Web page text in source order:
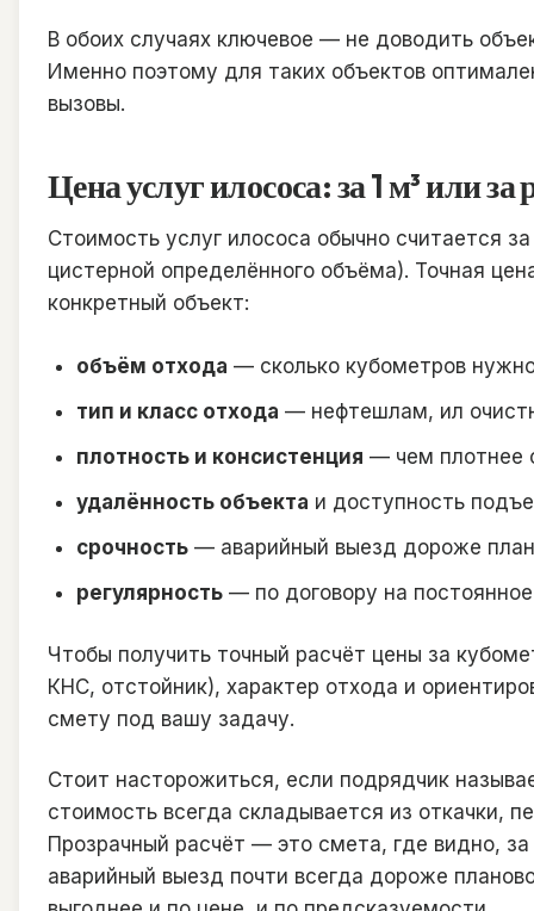
В обоих случаях ключевое — не доводить
Именно поэтому для таких объектов
вызовы.
Цена услуг илососа: за 1 м³ или за
Стоимость услуг илососа обычно считается
цистерной определённого объёма). Точная
конкретный объект:
объём отхода — сколько кубометров
тип и класс отхода — нефтешлам, ил
плотность и консистенция — чем плотнее
удалённость объекта и доступность
срочность — аварийный выезд дороже
регулярность — по договору на
Чтобы получить точный расчёт цены за
КНС, отстойник), характер отхода и
смету под вашу задачу.
Стоит насторожиться, если подрядчик
стоимость всегда складывается из откачки,
Прозрачный расчёт — это смета, где видно,
аварийный выезд почти всегда дороже